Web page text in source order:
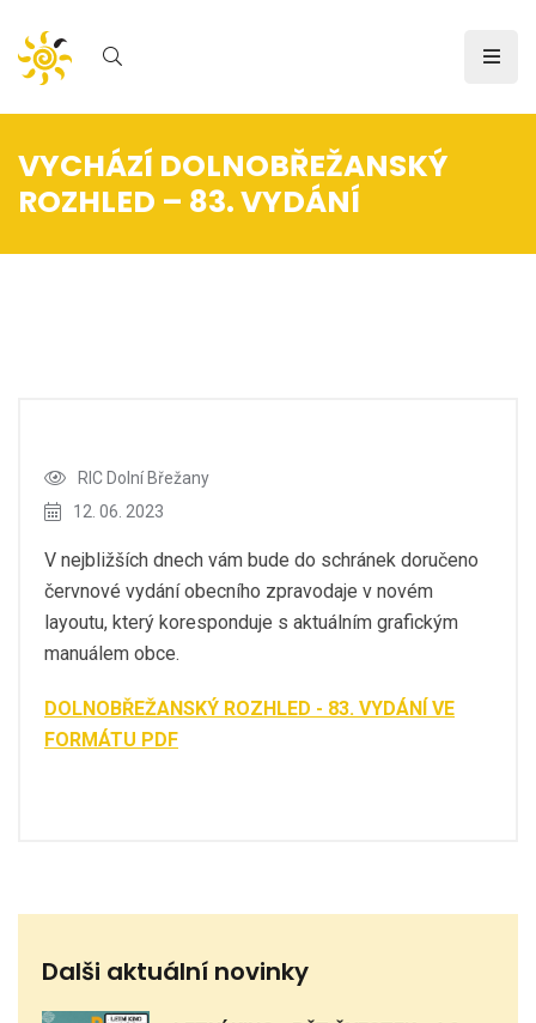
VYCHÁZÍ DOLNOBŘEŽANSKÝ
ROZHLED – 83. VYDÁNÍ
RIC Dolní Břežany
12. 06. 2023
V nejbližších dnech vám bude do schránek doručeno
červnové vydání obecního zpravodaje v novém
layoutu, který koresponduje s aktuálním grafickým
manuálem obce.
DOLNOBŘEŽANSKÝ ROZHLED - 83. VYDÁNÍ VE
FORMÁTU PDF
Dalši aktuální novinky